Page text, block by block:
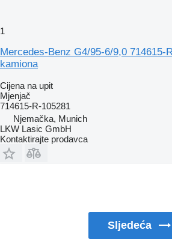
1
Mercedes-Benz G4/95-6/9,0 714615-
kamiona
Cijena na upit
Mjenjač
714615-R-105281
Njemačka, Munich
LKW Lasic GmbH
Kontaktirajte prodavca
Sljedeća